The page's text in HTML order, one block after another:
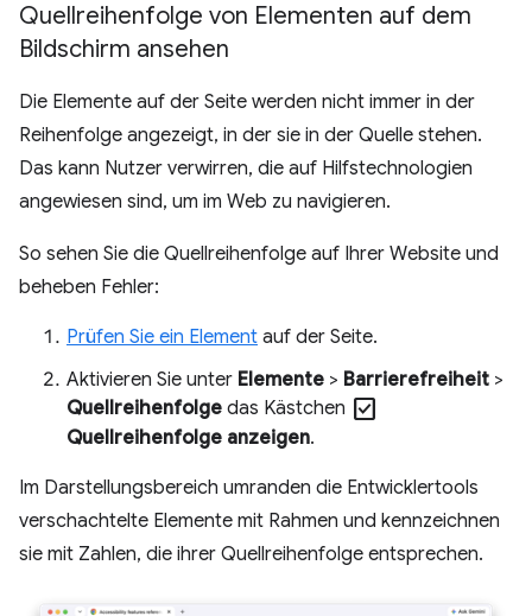
Quellreihenfolge von Elementen auf dem
Bildschirm ansehen
Die Elemente auf der Seite werden nicht immer in der
Reihenfolge angezeigt, in der sie in der Quelle stehen.
Das kann Nutzer verwirren, die auf Hilfstechnologien
angewiesen sind, um im Web zu navigieren.
So sehen Sie die Quellreihenfolge auf Ihrer Website und
beheben Fehler:
Prüfen Sie ein Element auf der Seite.
Aktivieren Sie unter Elemente > Barrierefreiheit >
Quellreihenfolge das Kästchen check_box
Quellreihenfolge anzeigen.
Im Darstellungsbereich umranden die Entwicklertools
verschachtelte Elemente mit Rahmen und kennzeichnen
sie mit Zahlen, die ihrer Quellreihenfolge entsprechen.